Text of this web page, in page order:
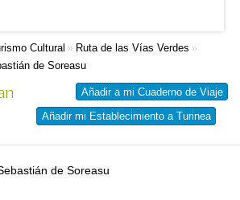
Cultural » Ruta de las Vías Verdes »
de Soreasu
Añadir a mi Cuaderno de Viaje
Añadir mi Establecimiento a Turinea